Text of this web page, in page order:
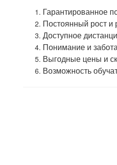
Гарантированное
Постоянный рост и
Доступное
Понимание и
Выгодные цены и
Возможность